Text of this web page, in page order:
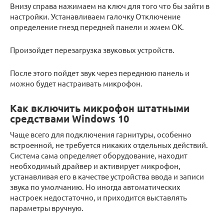
Внизу справа нажимаем на ключ для того что бы зайти в
настройки. Устанавливаем галочку Отключение
определение гнезд передней панели и жмем ОК.
Произойдет перезагрузка звуковых устройств.
После этого пойдет звук через переднюю панель и
можно будет настраивать микрофон.
Как включить микрофон штатными
средствами Windows 10
Чаще всего для подключения гарнитуры, особенно
встроенной, не требуется никаких отдельных действий.
Система сама определяет оборудование, находит
необходимый драйвер и активирует микрофон,
устанавливая его в качестве устройства ввода и записи
звука по умолчанию. Но иногда автоматических
настроек недостаточно, и приходится выставлять
параметры вручную.